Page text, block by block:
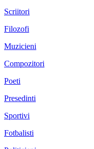
Scriitori
Filozofi
Muzicieni
Compozitori
Poeti
Presedinti
Sportivi
Fotbalisti